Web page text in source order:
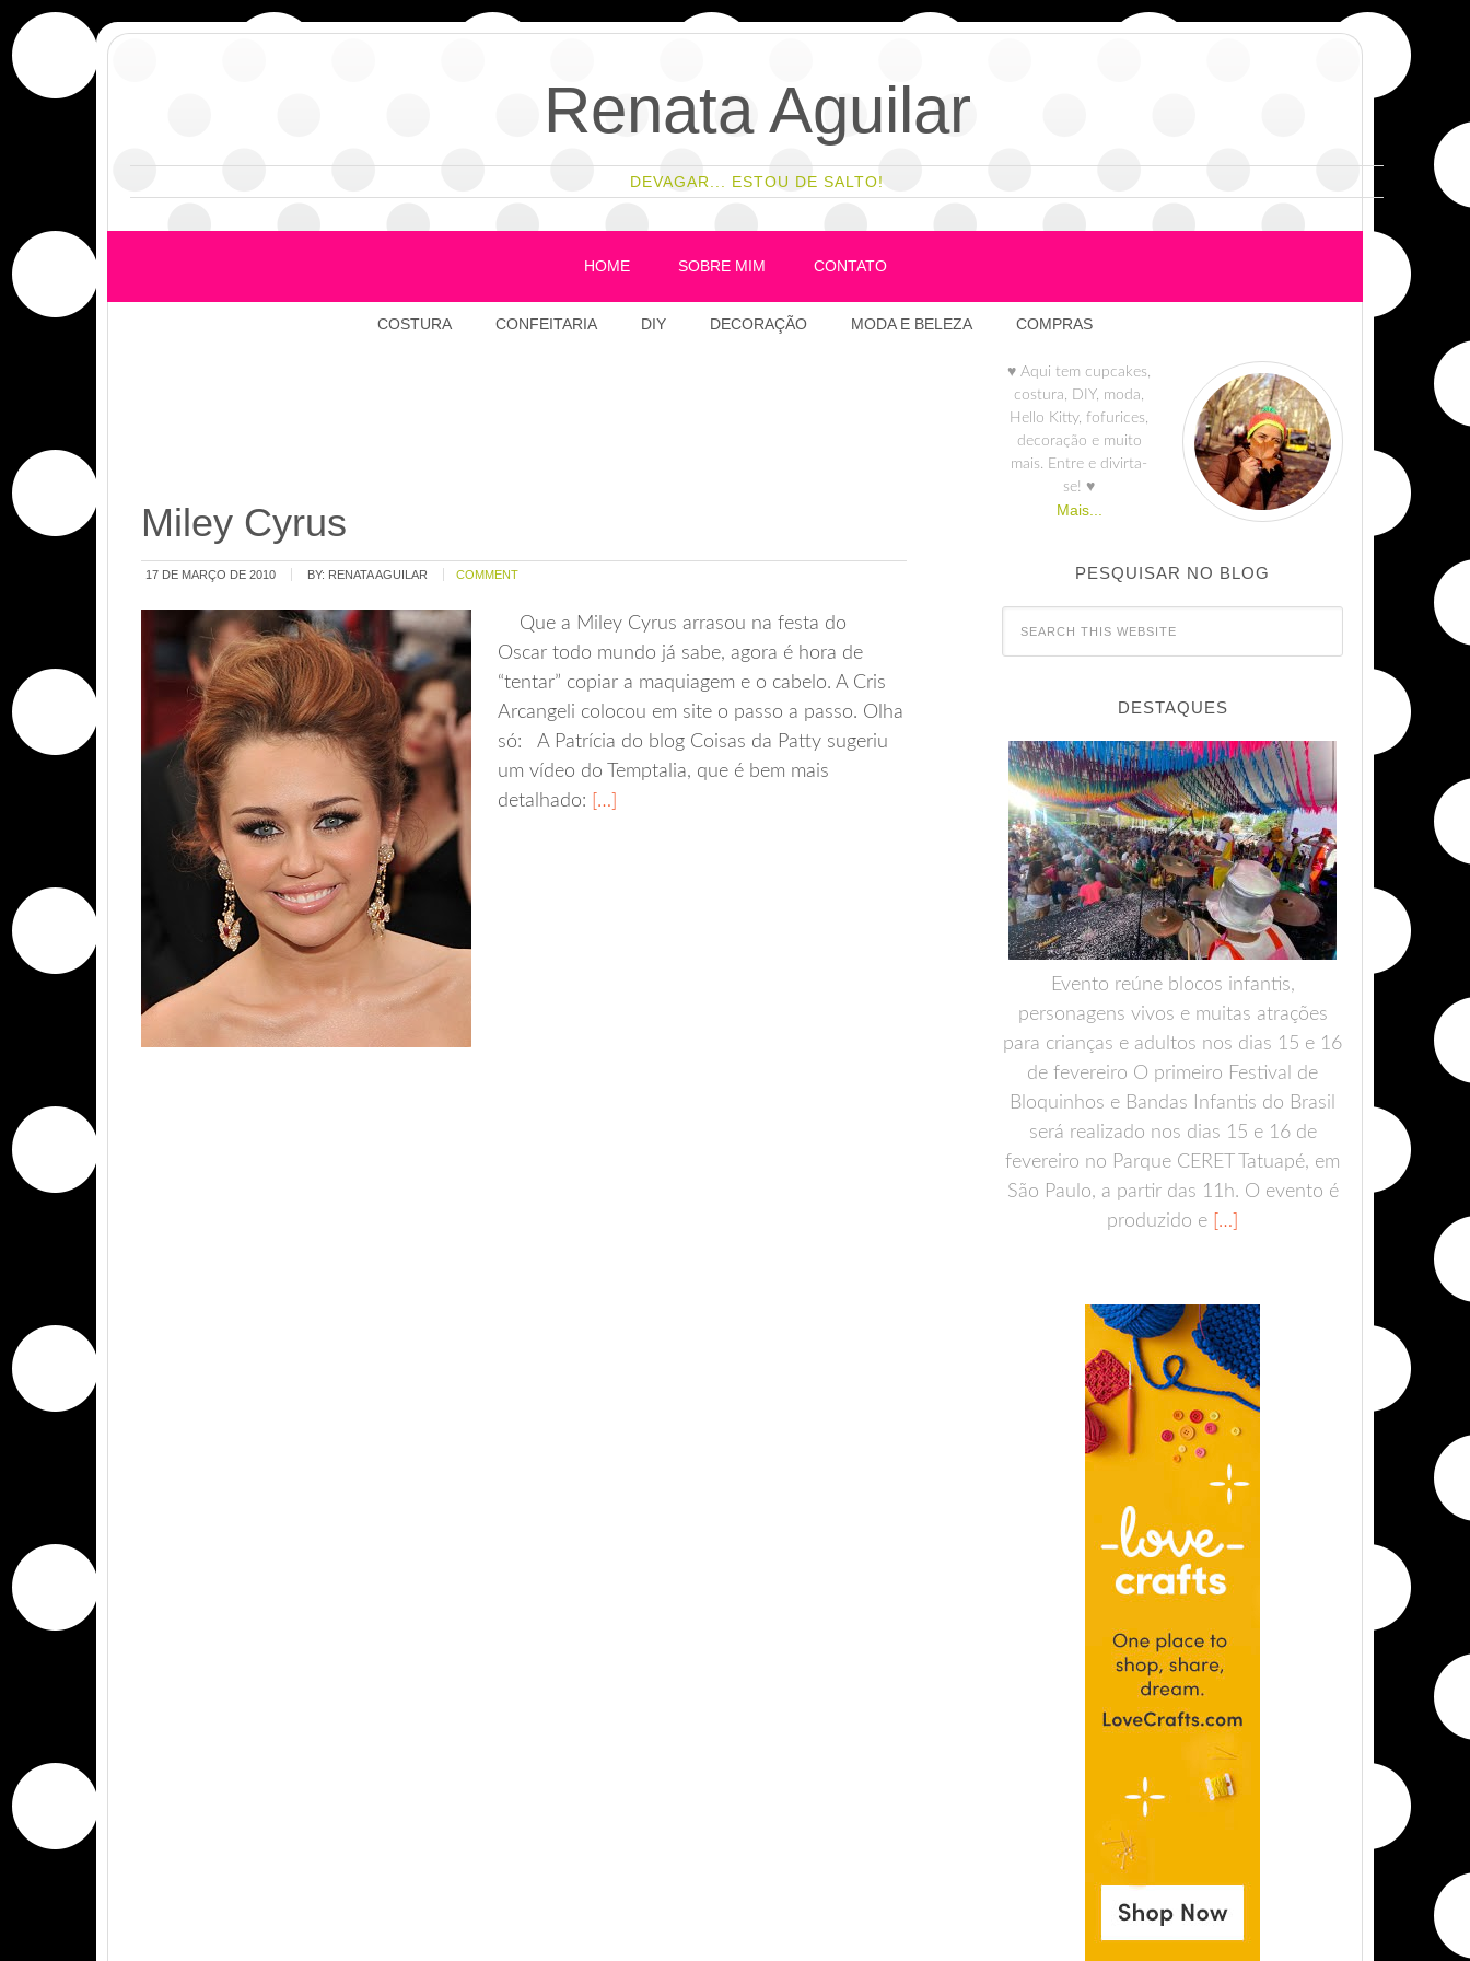
Renata Aguilar
DEVAGAR... ESTOU DE SALTO!
HOME SOBRE MIM CONTATO
COSTURA CONFEITARIA DIY DECORAÇÃO MODA E BELEZA COMPRAS
Miley Cyrus
17 DE MARÇO DE 2010 BY: RENATA AGUILAR COMMENT
Que a Miley Cyrus arrasou na festa do
Oscar todo mundo já sabe, agora é hora de
“tentar” copiar a maquiagem e o cabelo. A Cris
Arcangeli colocou em site o passo a passo. Olha
só: A Patrícia do blog Coisas da Patty sugeriu
um vídeo do Temptalia, que é bem mais
detalhado: […]
♥ Aqui tem cupcakes,
costura, DIY, moda,
Hello Kitty, fofurices,
decoração e muito
mais. Entre e divirta-
se! ♥
Mais...
PESQUISAR NO BLOG
DESTAQUES
Evento reúne blocos infantis,
personagens vivos e muitas atrações
para crianças e adultos nos dias 15 e 16
de fevereiro O primeiro Festival de
Bloquinhos e Bandas Infantis do Brasil
será realizado nos dias 15 e 16 de
fevereiro no Parque CERET Tatuapé, em
São Paulo, a partir das 11h. O evento é
produzido e […]